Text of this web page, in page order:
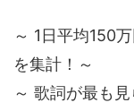
～ 1日平均150
を集計！～
～ 歌詞が最も